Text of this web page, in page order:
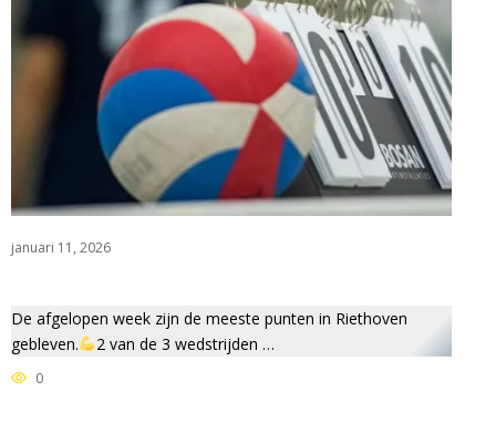
januari 11, 2026
De afgelopen week zijn de meeste punten in Riethoven
gebleven.
2 van de 3 wedstrijden …
0